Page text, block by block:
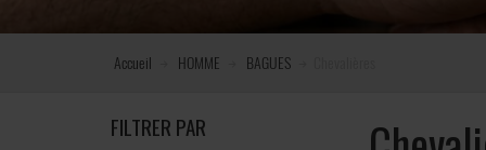
Accueil HOMME BAGUES
FILTRER PAR